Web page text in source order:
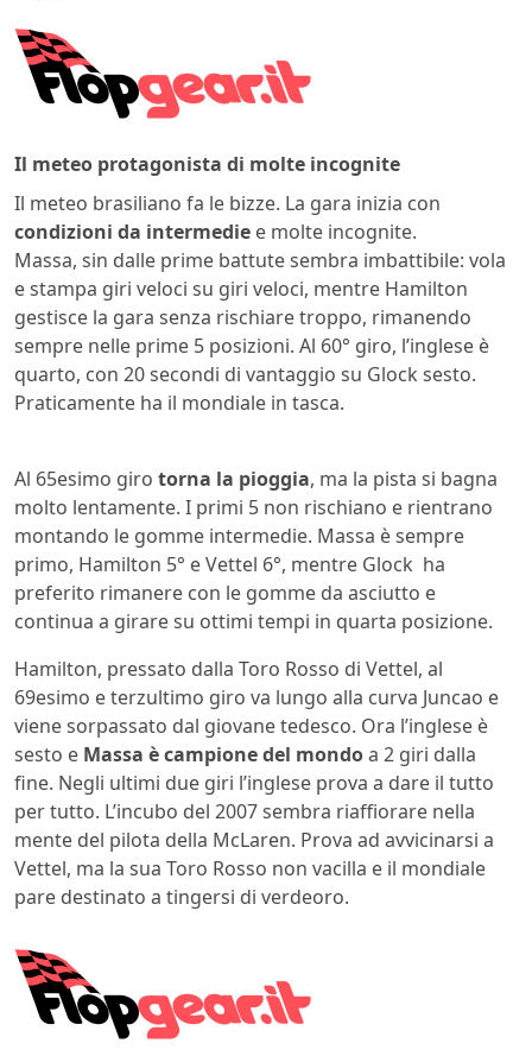
Il meteo protagonista di molte incognite
Il meteo brasiliano fa le bizze. La gara inizia con
condizioni da intermedie e molte incognite.
Massa, sin dalle prime battute sembra imbattibile: vola
e stampa giri veloci su giri veloci, mentre Hamilton
gestisce la gara senza rischiare troppo, rimanendo
sempre nelle prime 5 posizioni. Al 60° giro, l’inglese è
quarto, con 20 secondi di vantaggio su Glock sesto.
Praticamente ha il mondiale in tasca.
Al 65esimo giro torna la pioggia, ma la pista si bagna
molto lentamente. I primi 5 non rischiano e rientrano
montando le gomme intermedie. Massa è sempre
primo, Hamilton 5° e Vettel 6°, mentre Glock ha
preferito rimanere con le gomme da asciutto e
continua a girare su ottimi tempi in quarta posizione.
Hamilton, pressato dalla Toro Rosso di Vettel, al
69esimo e terzultimo giro va lungo alla curva Juncao e
viene sorpassato dal giovane tedesco. Ora l’inglese è
sesto e Massa è campione del mondoa 2 giri dalla
fine. Negli ultimi due giri l’inglese prova a dare il tutto
per tutto. L’incubo del 2007 sembra riaffiorare nella
mente del pilota della McLaren. Prova ad avvicinarsi a
Vettel, ma la sua Toro Rosso non vacilla e il mondiale
pare destinato a tingersi di verdeoro.